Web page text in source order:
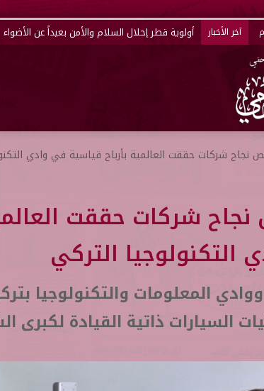
آخر الأخبار
نجاح شركات حققت العالمية بأرباح قياسية في وادي
شركات حققت
التركي
المعلومات والتكنولوجيا
السيارات ذاتية القيادة لكبرى